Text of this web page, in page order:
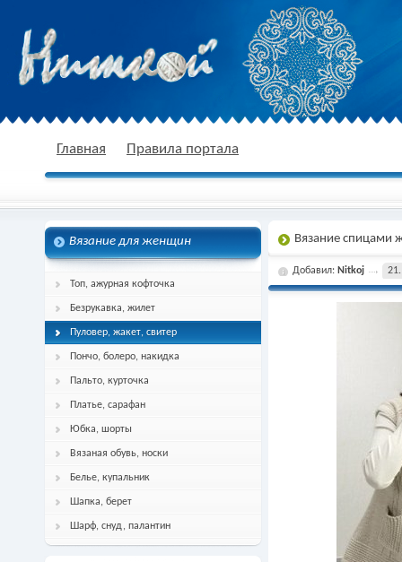
спицами, схема и описание
Главная Правила портала
Вязание для женщин
Топ, ажурная кофточка
Безрукавка, жилет
Пуловер, жакет, свитер
Пончо, болеро, накидка
Пальто, курточка
Платье, сарафан
Юбка, шорты
Вязаная обувь, носки
Белье, купальник
Шапка, берет
Шарф, снуд, палантин
Вязание спицами
Добавил: Nitkoj